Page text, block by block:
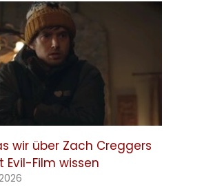
wir über Zach Creggers
Evil-Film wissen